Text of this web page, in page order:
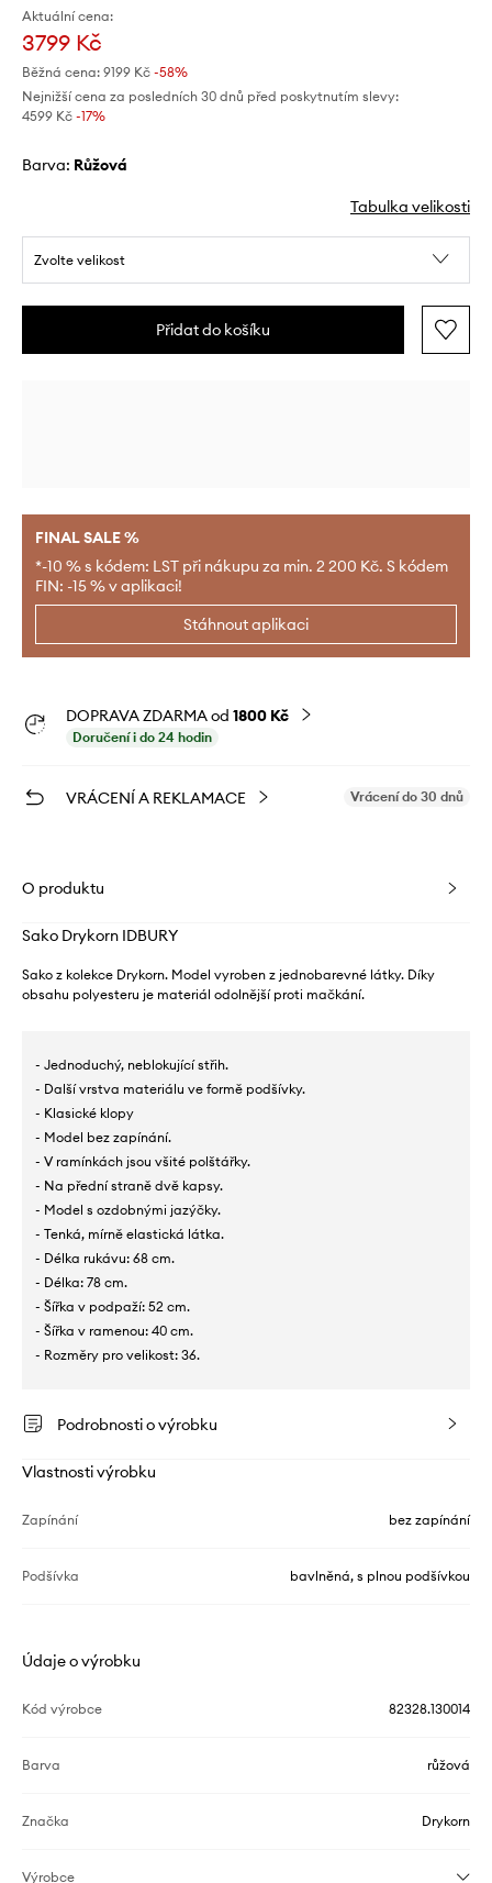
Aktuální cena:
3799 Kč
Běžná cena: 9199 Kč -58%
Nejnižší cena za posledních 30 dnů před poskytnutím slevy:
4599 Kč -17%
Barva: růžová
Tabulka velikosti
Zvolte velikost
Přidat do košíku
FINAL SALE %
*-10 % s kódem: LST při nákupu za min. 2 200 Kč. S kódem
FIN: -15 % v aplikaci!
Stáhnout aplikaci
DOPRAVA ZDARMA od 1800 Kč
Doručení i do 24 hodin
VRÁCENÍ A REKLAMACE Vrácení do 30 dnů
O produktu
Sako Drykorn IDBURY
Sako z kolekce Drykorn. Model vyroben z jednobarevné látky. Díky
obsahu polyesteru je materiál odolnější proti mačkání.
- Jednoduchý, neblokující střih.
- Další vrstva materiálu ve formě podšívky.
- Klasické klopy
- Model bez zapínání.
- V ramínkách jsou všité polštářky.
- Na přední straně dvě kapsy.
- Model s ozdobnými jazýčky.
- Tenká, mírně elastická látka.
- Délka rukávu: 68 cm.
- Délka: 78 cm.
- Šířka v podpaží: 52 cm.
- Šířka v ramenou: 40 cm.
- Rozměry pro velikost: 36.
Podrobnosti o výrobku
Vlastnosti výrobku
Zapínání bez zapínání
Podšívka bavlněná, s plnou podšívkou
Údaje o výrobku
Kód výrobce 82328.130014
Barva růžová
Značka Drykorn
Výrobce